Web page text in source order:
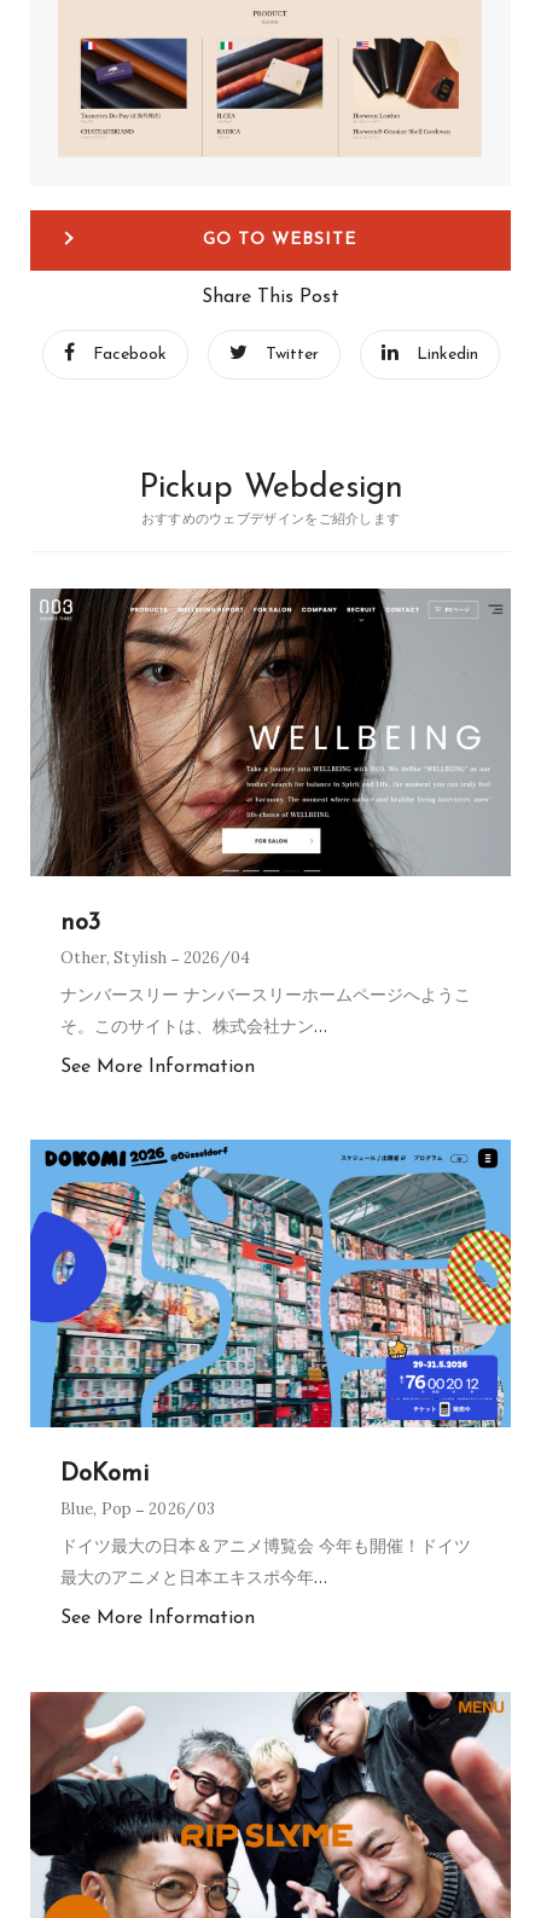
GO TO WEBSITE
Share This Post
Facebook Twitter Linkedin
Pickup Webdesign
おすすめのウェブデザインをご紹介します
no3
Other,Stylish 2026/04
ナンバースリー ナンバースリーホームページへようこ
そ。このサイトは、株式会社ナン…
See More Information
DoKomi
Blue, Pop 2026/03
ドイツ最大の日本＆アニメ博覧会 今年も開催！ドイツ
最大のアニメと日本エキスポ今年…
See More Information